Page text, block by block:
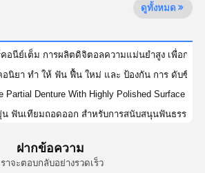
โลหะ
ฟันที่ถอดได้
ดูทั้งหมด
อนีย์เต็ม การผลิตดิจิตอลความแม่นยําสูง เพื่อการ
นิยา ทํา ให้ ฟัน ฟื้น ใหม่ และ ป้องกัน การ ดับซึม
Partial Denture With Highly Polished Surface
น ฟันเทียมถอดออก สําหรับการสนับสนุนฟันธรรมช
ฟูเซรามิกทั้งหมดรวมกับความโปร่งใสสูงสําหรับการ
ฝากข้อความ
ราจะตอบกลับอย่างรวดเร็ว